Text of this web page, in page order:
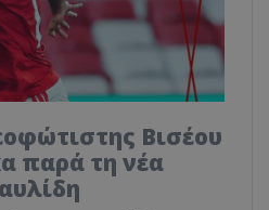
Βισέου
παρά τη νέα